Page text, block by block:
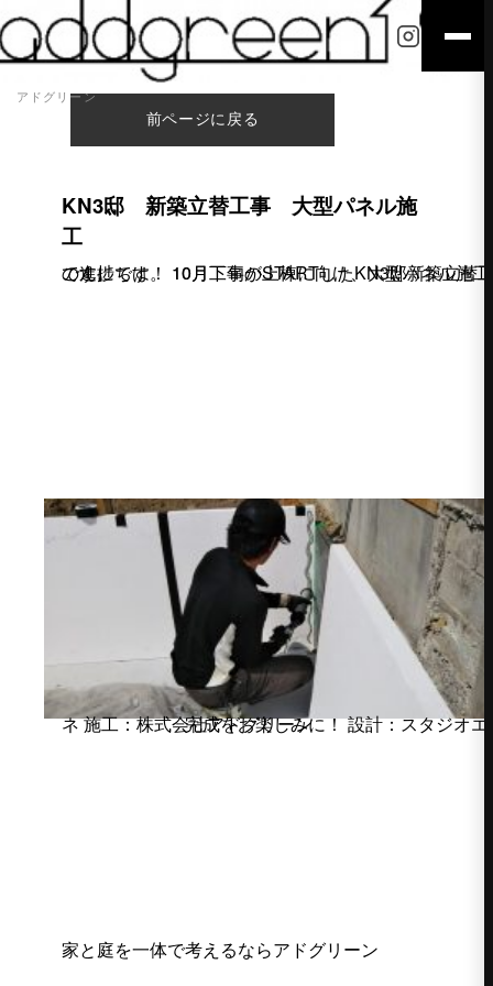
アドグリーン
前ページに戻る
KN3邸 新築立替工事 大型パネル施
工
こんにちは。 10月工事がSTARTしたKN3邸新築立替工事の進捗です！ 10月下旬の上棟に向け、大型パネル施工中です。
完成をお楽しみに！ 設計：スタジオエンネ 施工：株式会社アドグリーン
家と庭を一体で考えるならアドグリーン